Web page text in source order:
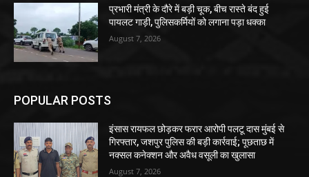
प्रभारी मंत्री के दौरे में बड़ी चूक, बीच रास्ते बंद हुई
पायलट गाड़ी, पुलिसकर्मियों को लगाना पड़ा धक्का
August 7, 2026
POPULAR POSTS
इंसास रायफल छोड़कर फरार आरोपी पलटू दास मुंबई से
गिरफ्तार, जशपुर पुलिस की बड़ी कार्रवाई; पूछताछ में
नक्सल कनेक्शन और अवैध वसूली का खुलासा
August 7, 2026